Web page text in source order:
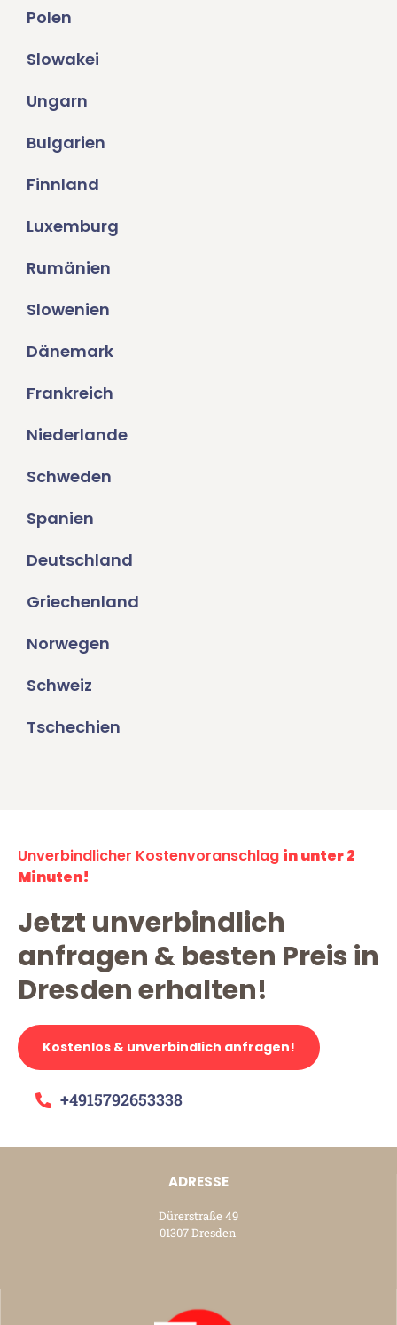
Polen
Slowakei
Ungarn
Bulgarien
Finnland
Luxemburg
Rumänien
Slowenien
Dänemark
Frankreich
Niederlande
Schweden
Spanien
Deutschland
Griechenland
Norwegen
Schweiz
Tschechien
Unverbindlicher Kostenvoranschlag in unter 2
Minuten!
Jetzt unverbindlich
anfragen & besten Preis in
Dresden erhalten!
Kostenlos & unverbindlich anfragen!
+4915792653338
ADRESSE
Dürerstraße 49
01307 Dresden